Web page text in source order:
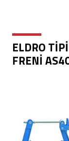
ELDRO
FRENİ